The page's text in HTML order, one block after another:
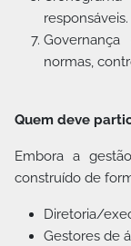
responsáveis.
normas,
Quem deve
Embora a
construído de
Diretoria/
Gestores de